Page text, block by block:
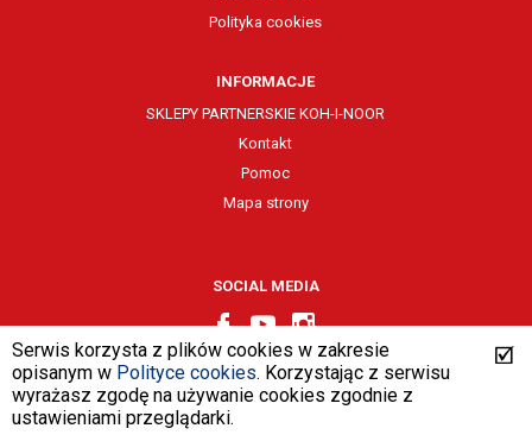
Polityka cookies
INFORMACJE
SKLEPY PARTNERSKIE KOH-I-NOOR
Kontakt
Pomoc
Mapa strony
SOCIAL MEDIA
Serwis korzysta z plików cookies w zakresie
opisanym w Polityce cookies. Korzystając z serwisu
wyrażasz zgodę na używanie cookies zgodnie z
ustawieniami przeglądarki.